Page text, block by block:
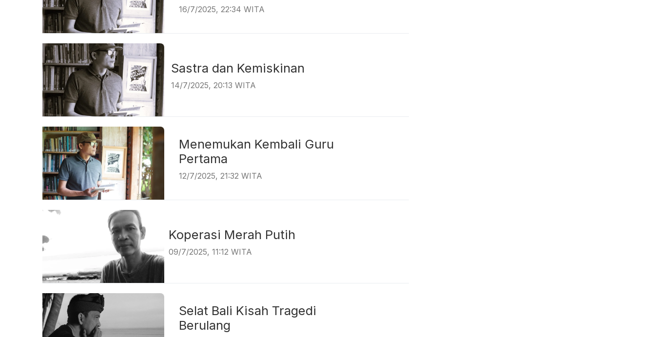
16/7/2025, 22:34 WITA
Sastra dan Kemiskinan
14/7/2025, 20:13 WITA
Menemukan Kembali Guru
Pertama
12/7/2025, 21:32 WITA
Koperasi Merah Putih
09/7/2025, 11:12 WITA
Selat Bali Kisah Tragedi
Berulang